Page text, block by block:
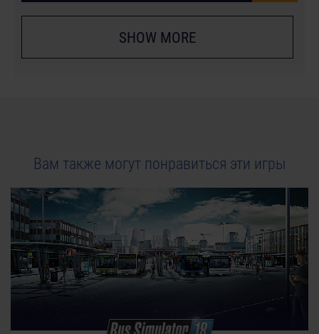
SHOW MORE
Вам также могут понравиться эти игры